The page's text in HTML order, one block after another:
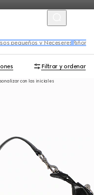
pequeños y Neceseres
Filtrar y ordenar
con las iniciales